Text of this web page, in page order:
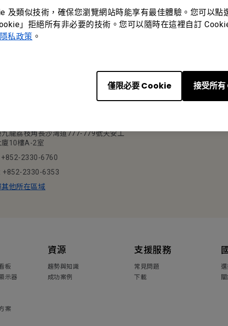
及類似技術，確保您瀏覽網站時能享有最佳體驗。您可以點
」拒絕所有非必要的技術。您可以隨時在這裡自訂
隱私政策 。
僅限必要 Cookie 接受所
九龍荔枝角長沙灣道777-779號天安工
廈10樓A-2室
+852-2330-6760
+852-2330-6353
其他所在區域
板
示器
案
資源
趨勢與知識
成功案例
支援服務
常見問題
下載